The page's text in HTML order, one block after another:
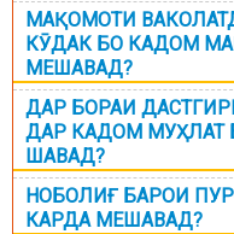
МАҚОМОТИ
КӮДАК БО КАДОМ
МЕШАВАД?
ДАР БОРАИ
ДАР КАДОМ МУҲЛАТ
ШАВАД?
НОБОЛИҒ БАРОИ
КАРДА МЕШАВАД?